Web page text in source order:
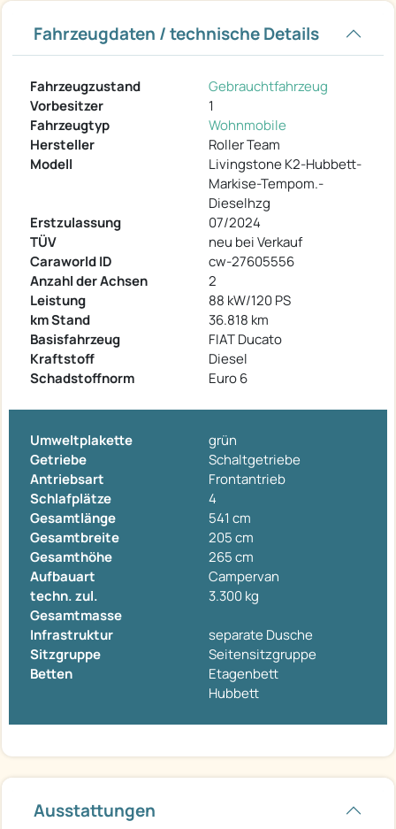
Fahrzeugdaten / technische Details
Fahrzeugzustand
Gebrauchtfahrzeug
Vorbesitzer
1
Fahrzeugtyp
Wohnmobile
Hersteller
Roller Team
Modell
Livingstone K2-Hubbett-
Markise-Tempom.-
Dieselhzg
Erstzulassung
07/2024
TÜV
neu bei Verkauf
Caraworld ID
cw-27605556
Anzahl der Achsen
2
Leistung
88 kW/120 PS
km Stand
36.818 km
Basisfahrzeug
FIAT Ducato
Kraftstoff
Diesel
Schadstoffnorm
Euro 6
Umweltplakette
grün
Getriebe
Schaltgetriebe
Antriebsart
Frontantrieb
Schlafplätze
4
Gesamtlänge
541 cm
Gesamtbreite
205 cm
Gesamthöhe
265 cm
Aufbauart
Campervan
techn. zul.
Gesamtmasse
3.300 kg
Infrastruktur
separate Dusche
Sitzgruppe
Seitensitzgruppe
Betten
Etagenbett
Hubbett
Ausstattungen